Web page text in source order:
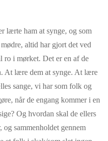
lærte ham at synge, og som
altid har gjort det ved
ro i mørket. Det er en af de
At lære dem at synge. At lære
sange, vi har som folk og
når de engang kommer i en
Og hvordan skal de ellers
sammenholdet gennem